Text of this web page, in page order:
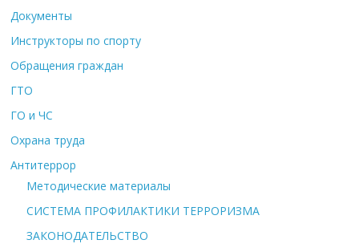
Документы
Инструкторы по спорту
Обращения граждан
ГТО
ГО и ЧС
Охрана труда
Антитеррор
Методические материалы
СИСТЕМА ПРОФИЛАКТИКИ ТЕРРОРИЗМА
ЗАКОНОДАТЕЛЬСТВО